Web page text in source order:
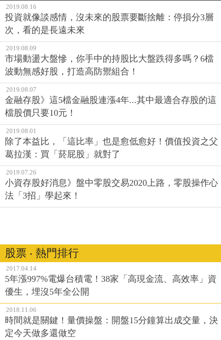
2019.08.16
投資就像談感情，沒未來的股票要斷捨離：停損分3層
次，看的是長遠未來
2019.08.09
市場動盪大盤慘，你手中的持股比大盤跌得多嗎？6檔
波動無感好股，打造高防禦組合！
2019.08.07
金融存股》這5檔金融股連漲4年...其中最適合存股的這
檔股價只要10元！
2019.08.01
除了本益比，「這比率」也是愈低愈好！價值投資之父
葛拉漢：買「菸屁股」就對了
2019.07.26
小資存股好消息》盤中零股交易2020上路，零股操作心
法「3招」學起來！
股票 ‧ 熱門排行
2017.04.14
5年漲997%電爆台積電！38家「高現金流、高效率」資
優生，埋沒5年全公開
2018.11.06
時間就是關鍵！量價操盤：開盤15分鐘算出成交量，決
定今天做多還做空